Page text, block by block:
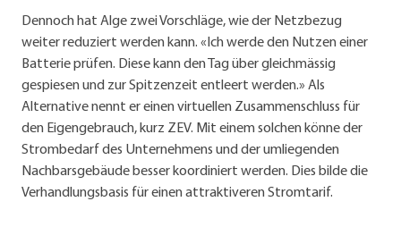
Dennoch hat Alge zwei Vorschläge, wie der Netzbezug
weiter reduziert werden kann. «Ich werde den Nutzen einer
Batterie prüfen. Diese kann den Tag über gleichmässig
gespiesen und zur Spitzenzeit entleert werden.» Als
Alternative nennt er einen virtuellen Zusammenschluss für
den Eigengebrauch, kurz ZEV. Mit einem solchen könne der
Strombedarf des Unternehmens und der umliegenden
Nachbarsgebäude besser koordiniert werden. Dies bilde die
Verhandlungsbasis für einen attraktiveren Stromtarif.